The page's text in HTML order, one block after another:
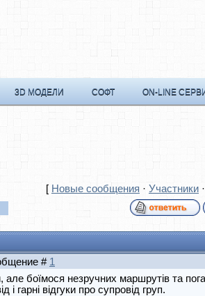
3D МОДЕЛИ СОФТ ON-LINE
[ Новые сообщения · Участники ·
# 1
боїмося незручних маршрутів та
гарні відгуки про супровід груп.